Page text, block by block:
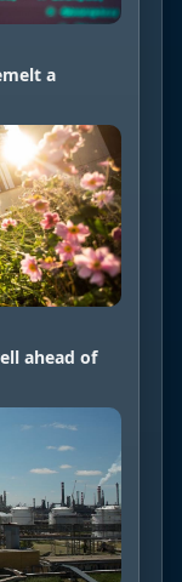
a
ahead of